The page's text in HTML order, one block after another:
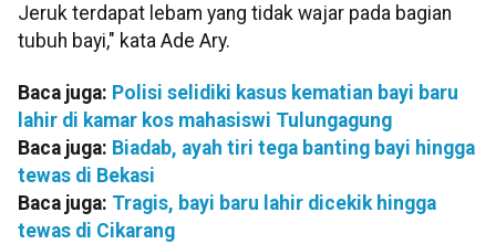
Jeruk terdapat lebam yang tidak wajar pada bagian
tubuh bayi," kata Ade Ary.
Baca juga: Polisi selidiki kasus kematian bayi baru
lahir di kamar kos mahasiswi Tulungagung
Baca juga: Biadab, ayah tiri tega banting bayi hingga
tewas di Bekasi
Baca juga: Tragis, bayi baru lahir dicekik hingga
tewas di Cikarang